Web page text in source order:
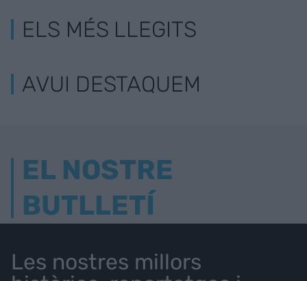
ELS MÉS LLEGITS
AVUI DESTAQUEM
EL NOSTRE
BUTLLETÍ
Les nostres millors